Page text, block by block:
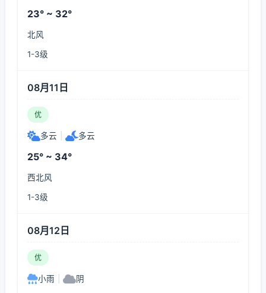
23° ~ 32°
北风
1-3级
08月11日
优
多云 多云
25° ~ 34°
西北风
1-3级
08月12日
优
小雨 阴